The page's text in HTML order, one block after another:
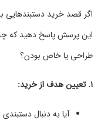
اگر قصد خرید دستبندهایی
این پرسش پاسخ دهید که
طراحی یا خاص بودن؟
۱. تعیین هدف از خرید:
آیا به دنبال